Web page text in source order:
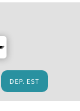
DEP. EST